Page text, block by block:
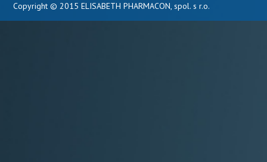
Copyright © 2015 ELISABETH PHARMACON, spol. s r.o.